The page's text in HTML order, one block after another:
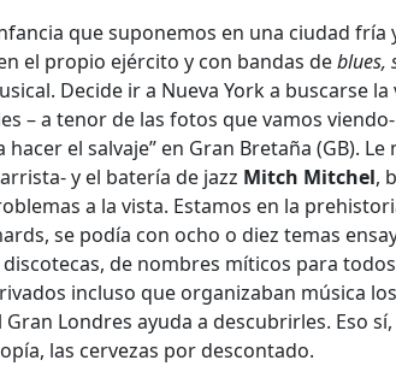
que suponemos en una ciudad fría
el propio ejército y con bandas deblues,
Decide ir a Nueva York a buscarse
– a tenor de las fotos que vamos
hacer el salvaje” en Gran Bretaña (GB).
y el batería de jazz Mitch Mitchel,
a la vista. Estamos en la
se podía con ocho o diez temas
de nombres míticos para
incluso que organizaban música
Londres ayuda a descubrirles. Eso
las cervezas por descontado.